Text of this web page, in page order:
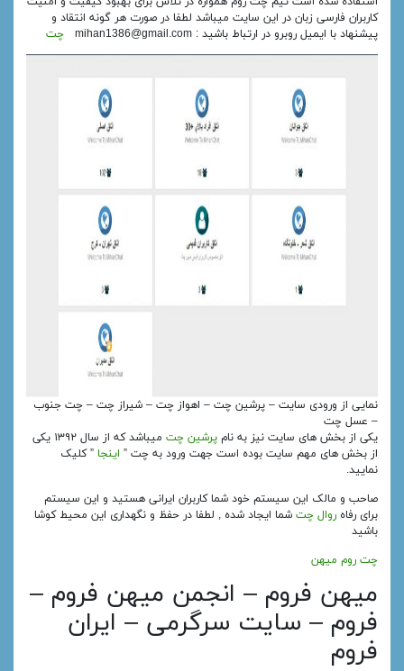
کاربران فارسی زبان در این سایت میباشد لطفا در صورت هر گونه انتقاد و
پیشنهاد با ایمیل روبرو در ارتباط باشید : mihan1386@gmail.com
چت
نمایی از ورودی سایت – پرشین چت – اهواز چت – شیراز چت – چت جنوب
– عسل چت
یکی از بخش های سایت نیز به نام پرشین چت
میباشد که از سال ۱۳۹۲ یکی
از بخش های مهم سایت بوده است جهت ورود به چت ” اینجا” کلیک
نمایید.
صاحب و مالک این سیستم خود شما کاربران ایرانی هستید و این سیستم
برای رفاه روال چتشما ایجاد شده , لطفا در حفظ و نگهداری این محیط کوشا
باشید
چت روم میهن
میهن فروم – انجمن میهن فروم –
فروم – سایت سرگرمی – ایران
فروم